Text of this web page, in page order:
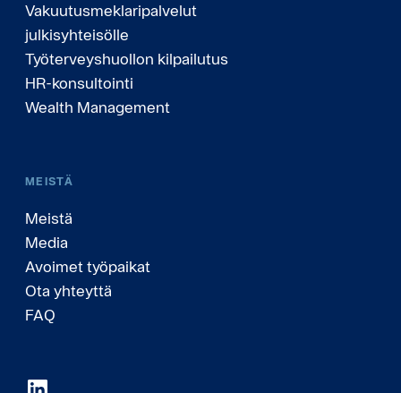
Vakuutusmeklaripalvelut
julkisyhteisölle
Työterveyshuollon kilpailutus
HR-konsultointi
Wealth Management
MEISTÄ
Meistä
Media
Avoimet työpaikat
Ota yhteyttä
FAQ